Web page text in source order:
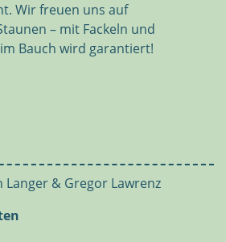
Wir freuen uns auf
– mit Fackeln und
Bauch wird garantiert!
Langer & Gregor Lawrenz